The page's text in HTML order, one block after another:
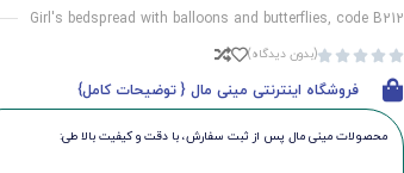
Girl's bedspread with balloons and butterflies, code B212




(بدون دیدگاه)
فروشگاه اینترنتی مینی مال { توضیحات کامل}
محصولات مینی‌ مال پس از ثبت سفارش، با دقت و کیفیت بالا طی: